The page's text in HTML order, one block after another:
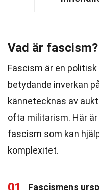
Vad är fascism?
Fascism är en politisk
betydande inverkan
kännetecknas av
ofta militarism. Här
fascism som kan
komplexitet.
Fascismens